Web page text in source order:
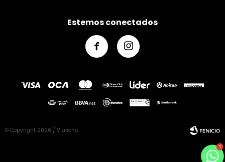
Estemos conectados
 
© Copyright 2026 / Viasono